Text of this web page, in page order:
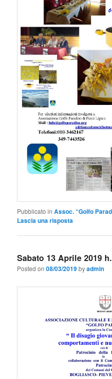
Pubblicato in Assoc. “Golfo
Lascia una risposta
Sabato 13 Aprile 2019
Posted on 08/03/2019byadmin